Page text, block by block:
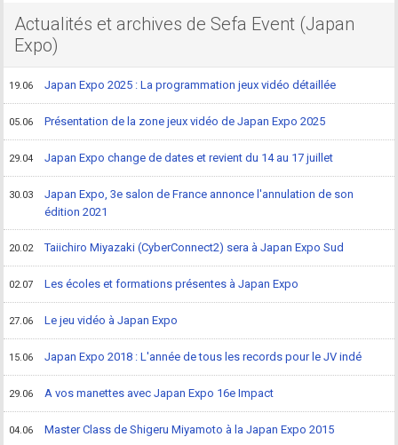
Actualités et archives de Sefa Event (Japan
Expo)
19.06 Japan Expo 2025 : La programmation jeux vidéo détaillée
05.06 Présentation de la zone jeux vidéo de Japan Expo 2025
29.04 Japan Expo change de dates et revient du 14 au 17 juillet
30.03
Japan Expo, 3e salon de France annonce l'annulation de son
édition 2021
20.02 Taiichiro Miyazaki (CyberConnect2) sera à Japan Expo Sud
02.07 Les écoles et formations présentes à Japan Expo
27.06 Le jeu vidéo à Japan Expo
15.06 Japan Expo 2018 : L'année de tous les records pour le JV indé
29.06 A vos manettes avec Japan Expo 16e Impact
04.06 Master Class de Shigeru Miyamoto à la Japan Expo 2015